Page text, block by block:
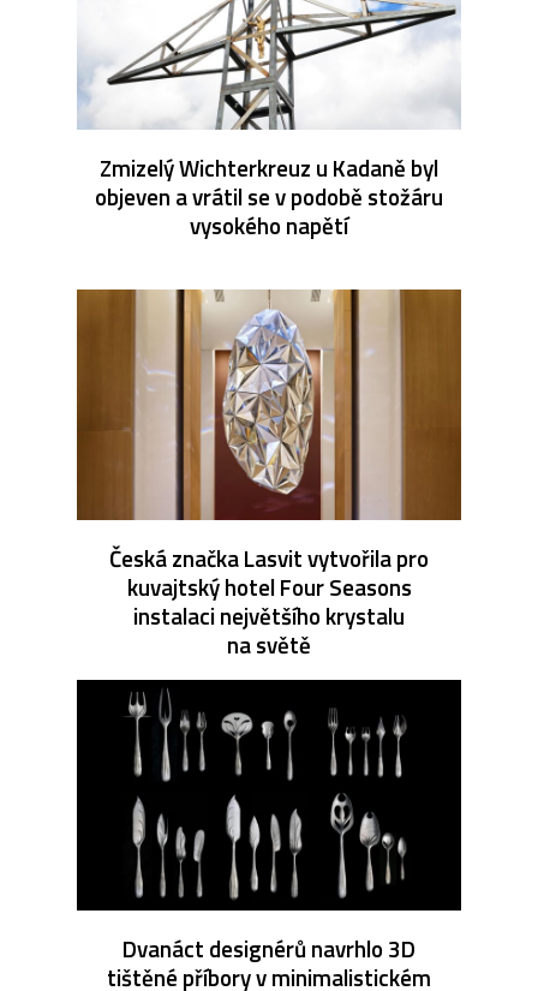
Zmizelý Wichterkreuz u Kadaně byl
objeven a vrátil se v podobě stožáru
vysokého napětí
Česká značka Lasvit vytvořila pro
kuvajtský hotel Four Seasons
instalaci největšího krystalu
na světě
Dvanáct designérů navrhlo 3D
tištěné příbory v minimalistickém